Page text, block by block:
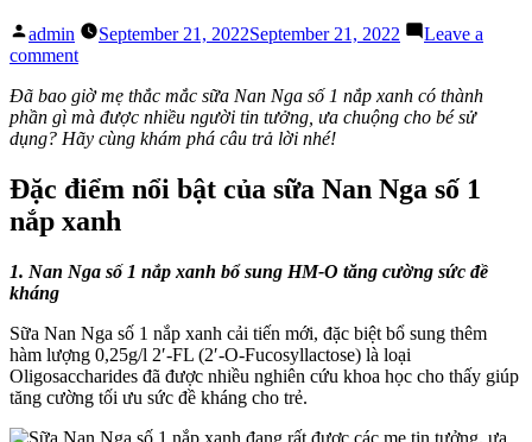
Posted
by
admin September 21, 2022September 21, 2022
Leave a
commenton
Nga
số
1
xanh
có
đặc
gì
Đã bao giờ mẹ thắc mắc sữa Nan Nga số 1 nắp xanh có thành
phần gì mà được nhiều người tin tưởng, ưa chuộng cho bé sử
dụng? Hãy cùng khám phá câu trả lời nhé!
Đặc điểm nổi bật của sữa Nan Nga số 1
nắp xanh
1. Nan Nga số 1 nắp xanh bổ sung HM-O tăng cường sức đề
kháng
Sữa Nan Nga số 1 nắp xanh cải tiến mới, đặc biệt bổ sung thêm
hàm lượng 0,25g/l 2′-FL (2′-O-Fucosyllactose) là loại
Oligosaccharides đã được nhiều nghiên cứu khoa học cho thấy giúp
tăng cường tối ưu sức đề kháng cho trẻ.